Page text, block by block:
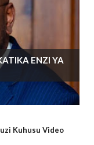
ENZI YA
Kuhusu Video